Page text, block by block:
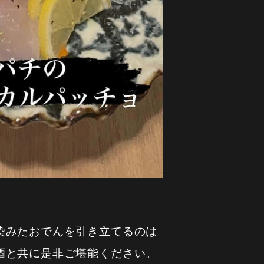
たおでんを引き立てるのは
共に是非ご堪能ください。